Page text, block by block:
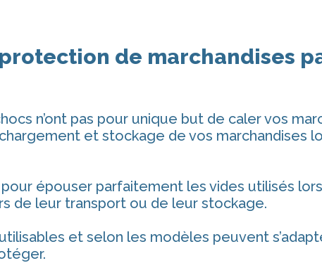
de marchandises
n’ont pas pour unique but de caler vos
et stockage de vos marchandises
épouser parfaitement les vides utilisés
de leur transport ou de leur stockage.
et selon les modèles peuvent